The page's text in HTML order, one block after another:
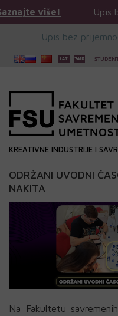
Upis bez
Upis bez
KREATIVNE INDUSTRIJE I
ODRŽANI UVODNI
NAKITA
Na Fakultetu